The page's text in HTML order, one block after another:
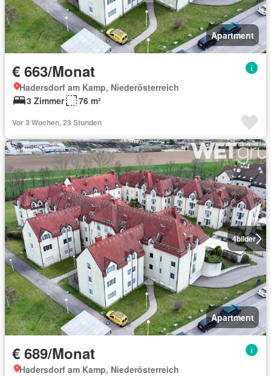
Apartment
€ 663/Monat
Hadersdorf am Kamp, Niederösterreich
3 Zimmer
76 m²
Vor 3 Wochen, 23 Stunden
4bilder
Apartment
€ 689/Monat
Hadersdorf am Kamp, Niederösterreich